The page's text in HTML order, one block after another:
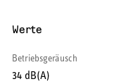
Werte
Betriebsgeräusch
34 dB(A)